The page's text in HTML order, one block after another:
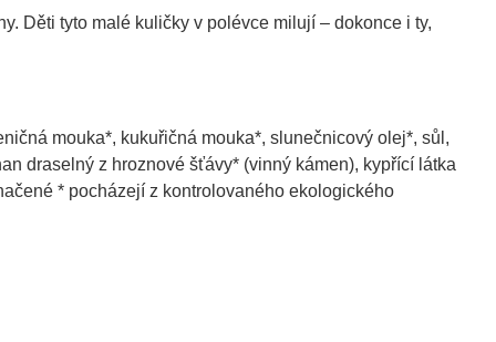
Děti tyto malé kuličky v polévce milují – dokonce i ty,
mouka*, kukuřičná mouka*, slunečnicový olej*, sůl,
draselný z hroznové šťávy* (vinný kámen), kypřící látka
* pocházejí z kontrolovaného ekologického